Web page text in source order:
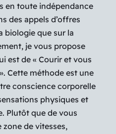
en toute indépendance
des appels d’offres
biologie que sur la
je vous propose
est de « Courir et vous
Cette méthode est une
conscience corporelle
physiques et
Plutôt que de vous
de vitesses,